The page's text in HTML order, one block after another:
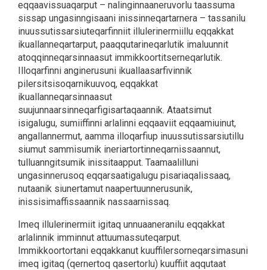
eqqaavissuaqarput – nalinginnaaneruvorlu taassuma
sissap ungasinngisaani inissinneqartarnera – tassanilu
inuussutissarsiuteqarfinniit illulerinermiillu eqqakkat
ikuallanneqartarput, paaqqutarineqarlutik imaluunnit
atoqqinneqarsinnaasut immikkoortitserneqarlutik.
Illoqarfinni anginerusuni ikuallaasarfivinnik
pilersitsisoqarnikuuvoq, eqqakkat
ikuallanneqarsinnaasut
suujunnaarsinneqarfigisartaqaannik. Ataatsimut
isigalugu, sumiiffinni arlalinni eqqaaviit eqqaamiuinut,
angallannermut, aamma illoqarfiup inuussutissarsiutillu
siumut sammisumik ineriartortinneqarnissaannut,
tulluanngitsumik inissitaapput. Taamaalilluni
ungasinnerusoq eqqarsaatigalugu pisariaqalissaaq,
nutaanik siunertamut naapertuunnerusunik,
inissisimaffissaannik nassaarnissaq.
Imeq illulerinermiit igitaq unnuaaneranilu eqqakkat
arlalinnik imminnut attuumassuteqarput.
Immikkoortortani eqqakkanut kuuffilersorneqarsimasuni
imeq igitaq (qernertoq qasertorlu) kuuffiit aqqutaat